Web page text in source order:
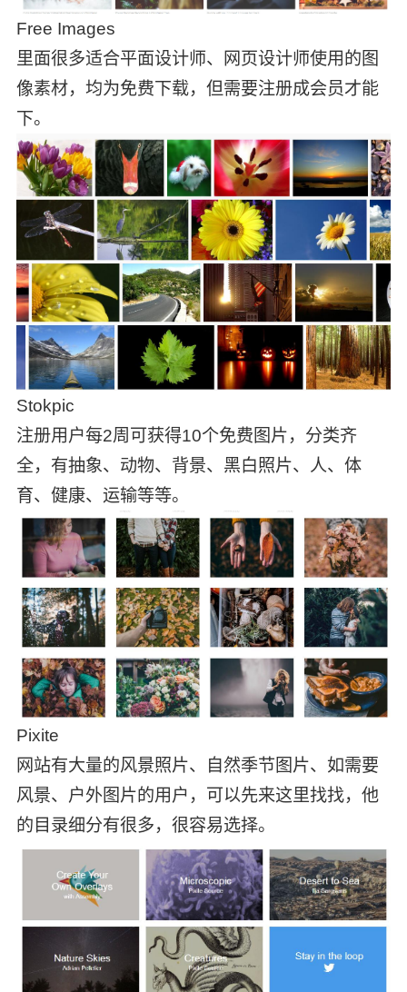
Free Images
里面很多适合平面设计师、网页设计师使用的图
像素材，均为免费下载，但需要注册成会员才能
下。
Stokpic
注册用户每2周可获得10个免费图片，分类齐
全，有抽象、动物、背景、黑白照片、人、体
育、健康、运输等等。
Pixite
网站有大量的风景照片、自然季节图片、如需要
风景、户外图片的用户，可以先来这里找找，他
的目录细分有很多，很容易选择。